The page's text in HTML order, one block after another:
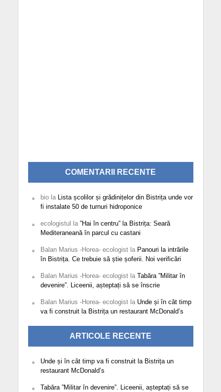
COMENTARII RECENTE
biola Lista școlilor și grădinițelor din Bistrița unde vor
fi instalate 50 de turnuri hidroponice
ecologistul la ”Hai în centru” la Bistrița: Seară
Mediteraneană în parcul cu castani
Balan Marius -Horea- ecologistla Panouri la intrările
în Bistrița. Ce trebuie să știe șoferii. Noi verificări
Balan Marius -Horea- ecologistla Tabăra ”Militar în
devenire”. Liceenii, așteptați să se înscrie
Balan Marius -Horea- ecologistla Unde și în cât timp
va fi construit la Bistrița un restaurant McDonald’s
ARTICOLE RECENTE
Unde și în cât timp va fi construit la Bistrița un
restaurant McDonald’s
Tabăra ”Militar în devenire”. Liceenii, așteptați să se